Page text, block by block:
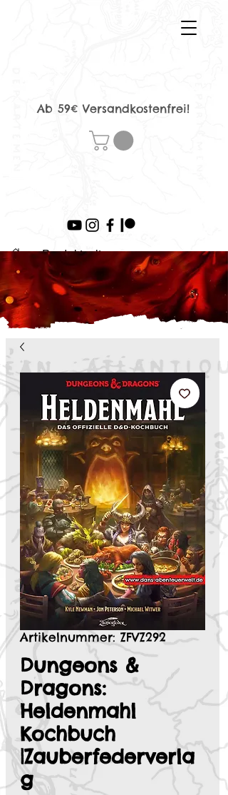
Ab 59€ Versandkostenfrei!
> Produktseite
Artikelnummer: ZFVZ292
Dungeons &
Dragons:
Heldenmahl
Kochbuch
|Zauberfederverla
g